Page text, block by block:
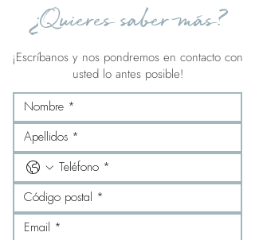
¿Quieres saber más?
¡Escríbanos y nos pondremos en contacto con
usted lo antes posible!